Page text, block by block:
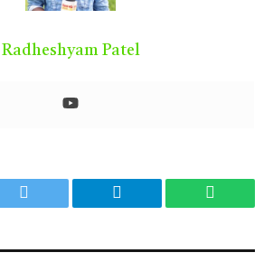
Radheshyam Patel
Twitter Telegram